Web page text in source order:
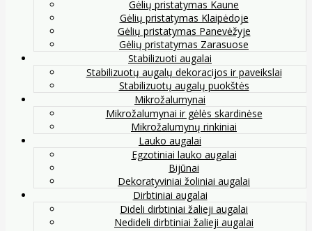
Gėlių pristatymas Kaune
Gėlių pristatymas Klaipėdoje
Gėlių pristatymas Panevėžyje
Gėlių pristatymas Zarasuose
Stabilizuoti augalai
Stabilizuotų augalų dekoracijos ir paveikslai
Stabilizuotų augalų puokštės
Mikrožalumynai
Mikrožalumynai ir gėlės skardinėse
Mikrožalumynų rinkiniai
Lauko augalai
Egzotiniai lauko augalai
Bijūnai
Dekoratyviniai žoliniai augalai
Dirbtiniai augalai
Dideli dirbtiniai žalieji augalai
Nedideli dirbtiniai žalieji augalai